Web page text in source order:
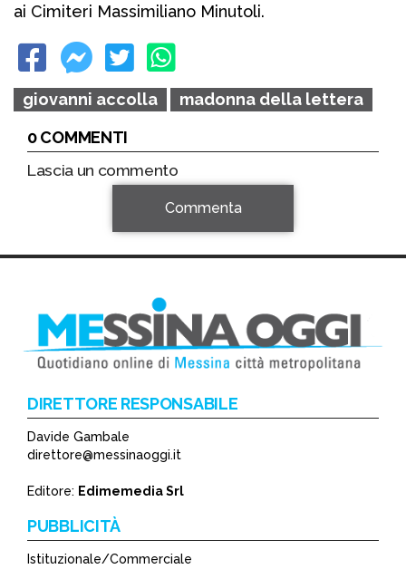
ai Cimiteri Massimiliano Minutoli.
giovanni accolla
madonna della lettera
0 COMMENTI
Lascia un commento
*
Commenta
DIRETTORE RESPONSABILE
Davide Gambale
direttore@messinaoggi.it
Editore: Edimemedia Srl
PUBBLICITÀ
Istituzionale/Commerciale